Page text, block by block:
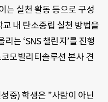
는 실천 활동 등으로 구성
내 탄소중립 실천 방법을
는 ‘SNS 챌린지’를 진행
모빌리티솔루션 본사 견
중) 학생은 ”사람이 아닌